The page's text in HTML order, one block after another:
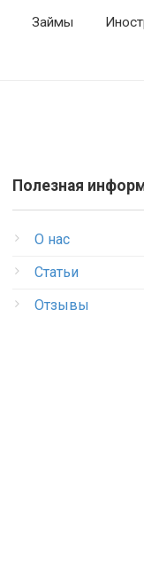
Займы
Полезная
О нас
Статьи
Отзывы